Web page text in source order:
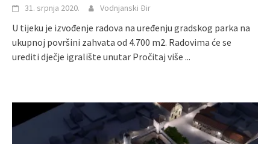
31. srpnja 2020. Vodnjanski Đir
U tijeku je izvođenje radova na uređenju gradskog parka na
ukupnoj površini zahvata od 4.700 m2. Radovima će se
urediti dječje igralište unutar Pročitaj više ...